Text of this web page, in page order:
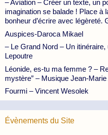
– Aviation – Créer un texte, un
imagination se balade ! Place à
bonheur d’écrire avec légèreté.
Auspices-Daroca Mikael
– Le Grand Nord – Un
Lepoutre
Léonide, es-tu ma femme ? –
mystère” – Musique Jean-Marie
Fourmi – Vincent Wesolek
Évènements du Site